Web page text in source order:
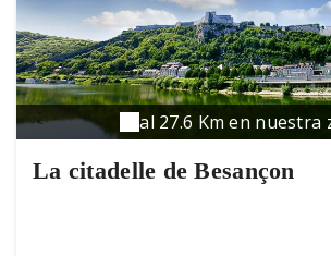
al 27.6 Km en nuestra
La citadelle de Besançon